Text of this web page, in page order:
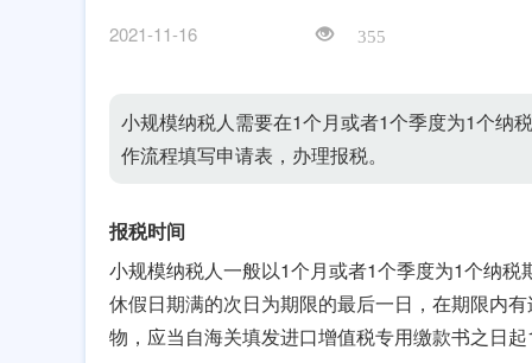
2021-11-16 355
小规模纳税人需要在1个月或者1个季度为1个纳
作流程填写申请表，办理报税。
报税时间
小规模纳税人一般以1个月或者1个季度为1个纳
休假日期满的次日为期限的最后一日，在期限内
物，应当自海关填发进口增值税专用缴款书之日